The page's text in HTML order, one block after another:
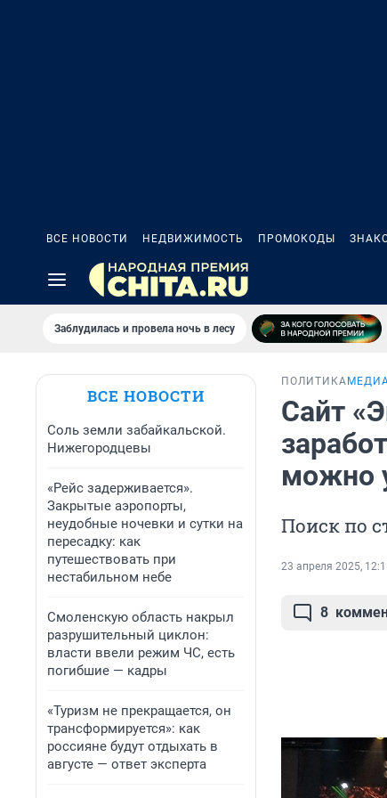
ВСЕ НОВОСТИ НЕДВИЖИМОСТЬ ПРОМОКОДЫ
Заблудилась и провела ночь в лесу
ВСЕ НОВОСТИ
Соль земли забайкальской.
Нижегородцевы
«Рейс задерживается».
Закрытые аэропорты,
неудобные ночевки и сутки на
пересадку: как
путешествовать при
нестабильном небе
Смоленскую область накрыл
разрушительный циклон:
власти ввели режим ЧС, есть
погибшие — кадры
«Туризм не прекращается, он
трансформируется»: как
россияне будут отдыхать в
августе — ответ эксперта
ПОЛИТИКА
Сайт
можно
Поиск по
23 апреля 2025,
8